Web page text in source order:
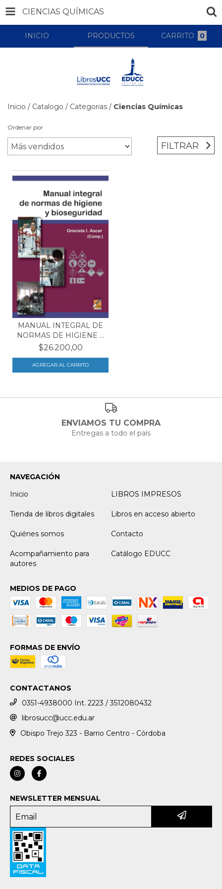
CIENCIAS QUÍMICAS
INICIO PRODUCTOS CARRITO 0
Inicio / Catalogo / Categorias / Ciencias Químicas
Ordenar por
FILTRAR
MANUAL INTEGRAL DE
NORMAS DE HIGIENE Y
B...
$26.200,00
ENVIAMOS TU COMPRA
Entregas a todo el país
NAVEGACIÓN
Inicio
LIBROS IMPRESOS
Tienda de libros digitales Libros en acceso abierto
Quiénes somos Contacto
Acompañamiento para
autores
Catálogo EDUCC
MEDIOS DE PAGO
FORMAS DE ENVÍO
CONTACTANOS
0351-4938000 Int. 2223 / 3512080432
librosucc@ucc.edu.ar
Obispo Trejo 323 - Barrio Centro - Córdoba
REDES SOCIALES
NEWSLETTER MENSUAL